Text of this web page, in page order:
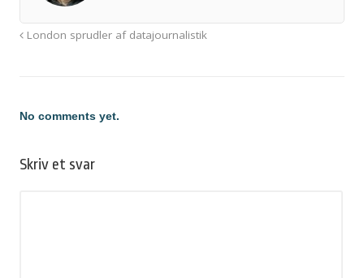
London sprudler af datajournalistik
No comments yet.
Skriv et svar